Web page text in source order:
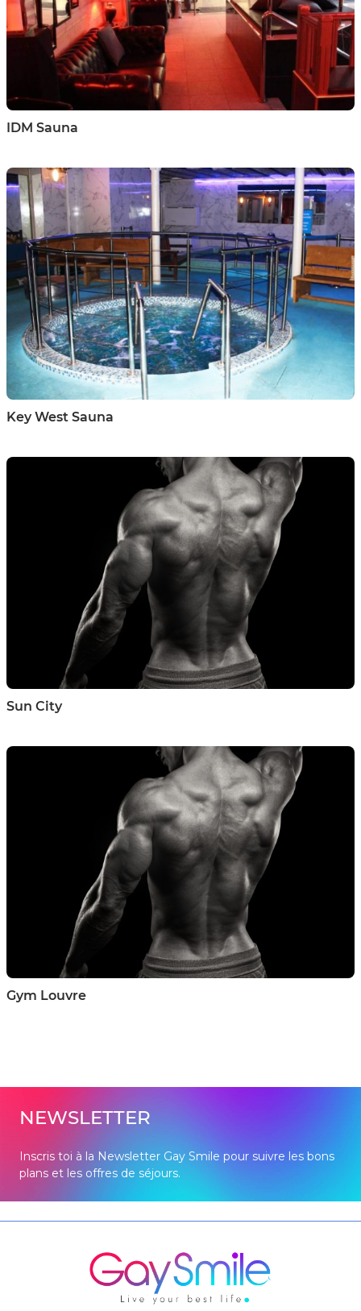
IDM Sauna
Key West Sauna
Sun City
Gym Louvre
NEWSLETTER
Inscris toi à la Newsletter Gay Smile pour suivre les bons
plans et les offres de séjours.